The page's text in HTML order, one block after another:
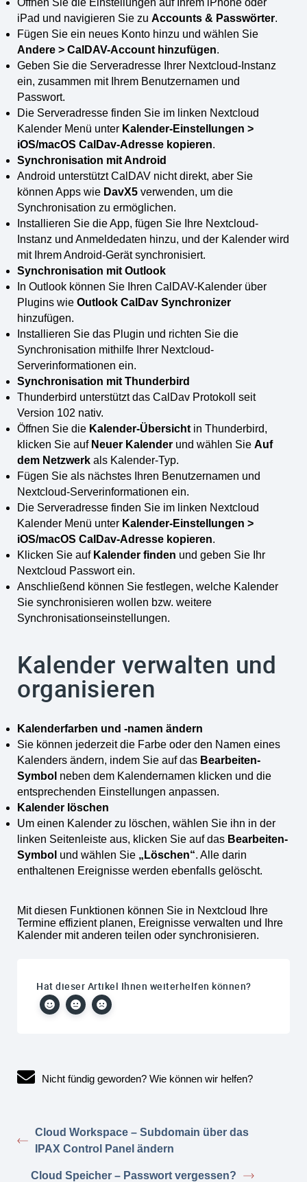
iPad und navigieren Sie zu Accounts & Passwörter.
Fügen Sie ein neues Konto hinzu und wählen Sie
Andere > CalDAV-Account hinzufügen.
Geben Sie die Serveradresse Ihrer Nextcloud-Instanz
ein, zusammen mit Ihrem Benutzernamen und
Passwort.
Die Serveradresse finden Sie im linken Nextcloud
Kalender Menü unter Kalender-Einstellungen >
iOS/macOS CalDav-Adresse kopieren.
Synchronisation mit Android
Android unterstützt CalDAV nicht direkt, aber Sie
können Apps wie DavX5 verwenden, um die
Synchronisation zu ermöglichen.
Installieren Sie die App, fügen Sie Ihre Nextcloud-
Instanz und Anmeldedaten hinzu, und der Kalender wird
mit Ihrem Android-Gerät synchronisiert.
Synchronisation mit Outlook
In Outlook können Sie Ihren CalDAV-Kalender über
Plugins wie Outlook CalDav Synchronizer
hinzufügen.
Installieren Sie das Plugin und richten Sie die
Synchronisation mithilfe Ihrer Nextcloud-
Serverinformationen ein.
Synchronisation mit Thunderbird
Thunderbird unterstützt das CalDav Protokoll seit
Version 102 nativ.
Öffnen Sie die Kalender-Übersicht in Thunderbird,
klicken Sie auf Neuer Kalender und wählen Sie Auf
dem Netzwerk als Kalender-Typ.
Fügen Sie als nächstes Ihren Benutzernamen und
Nextcloud-Serverinformationen ein.
Die Serveradresse finden Sie im linken Nextcloud
Kalender Menü unter Kalender-Einstellungen >
iOS/macOS CalDav-Adresse kopieren.
Klicken Sie auf Kalender finden und geben Sie Ihr
Nextcloud Passwort ein.
Anschließend können Sie festlegen, welche Kalender
Sie synchronisieren wollen bzw. weitere
Synchronisationseinstellungen.
Kalender verwalten und
organisieren
Kalenderfarben und -namen ändern
Sie können jederzeit die Farbe oder den Namen eines
Kalenders ändern, indem Sie auf das Bearbeiten-
Symbol neben dem Kalendernamen klicken und die
entsprechenden Einstellungen anpassen.
Kalender löschen
Um einen Kalender zu löschen, wählen Sie ihn in der
linken Seitenleiste aus, klicken Sie auf das Bearbeiten-
Symbol und wählen Sie „Löschen“. Alle darin
enthaltenen Ereignisse werden ebenfalls gelöscht.
Mit diesen Funktionen können Sie in Nextcloud Ihre
Termine effizient planen, Ereignisse verwalten und Ihre
Kalender mit anderen teilen oder synchronisieren.
Hat dieser Artikel Ihnen weiterhelfen können?
Nicht fündig geworden? Wie können wir helfen?
Cloud Workspace – Subdomain über das
IPAX Control Panel ändern
Cloud Speicher – Passwort vergessen?